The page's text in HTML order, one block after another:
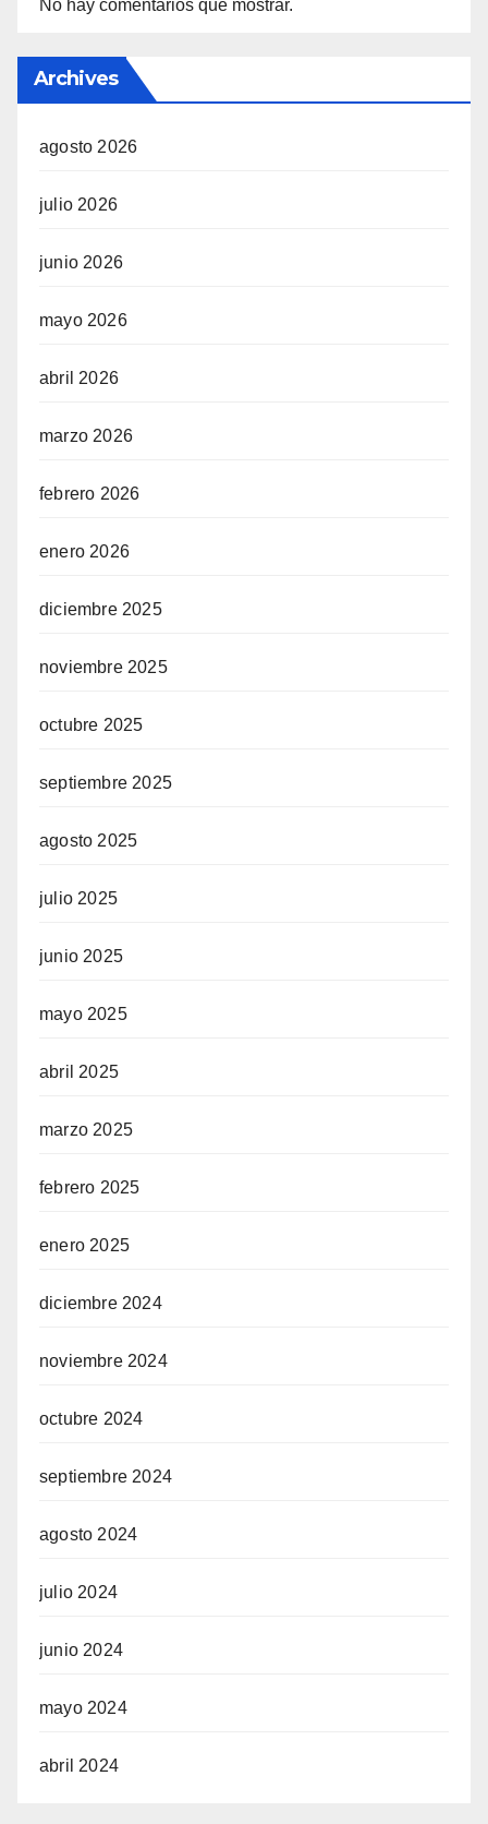
No hay comentarios que mostrar.
Archives
agosto 2026
julio 2026
junio 2026
mayo 2026
abril 2026
marzo 2026
febrero 2026
enero 2026
diciembre 2025
noviembre 2025
octubre 2025
septiembre 2025
agosto 2025
julio 2025
junio 2025
mayo 2025
abril 2025
marzo 2025
febrero 2025
enero 2025
diciembre 2024
noviembre 2024
octubre 2024
septiembre 2024
agosto 2024
julio 2024
junio 2024
mayo 2024
abril 2024